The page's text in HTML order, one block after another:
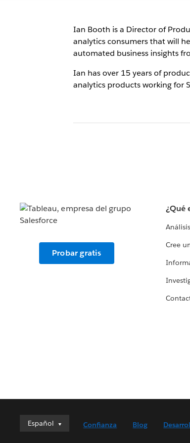
Ian Booth is a Director of
analytics consumers that will
automated business insights
Ian has over 15 years of
analytics products working for
Probar gratis
¿Qué
Cree
Español
Español
Confianza Blog